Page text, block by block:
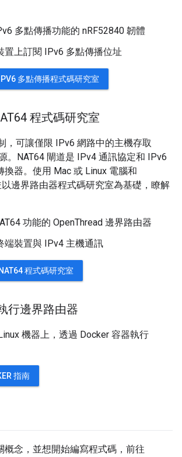
多點傳播功能的 nRF52840 韌體
置上訂閱 IPv6 多點傳播位址
多點傳播程式碼研究室
程式碼研究室
，可讓僅限 IPv6 網路中的主機存取
。NAT64 閘道是 IPv4 通訊協定和 IPv6
換器。使用 Mac 或 Linux 電腦和
以邊界路由器程式碼研究室為基礎，瞭解
功能的 OpenThread 邊界路由器
端裝置與 IPv4 主機通訊
程式碼研究室
行邊界路由器
機器上，透過 Docker 容器執行
指南
概念，並想開始編寫程式碼，前往